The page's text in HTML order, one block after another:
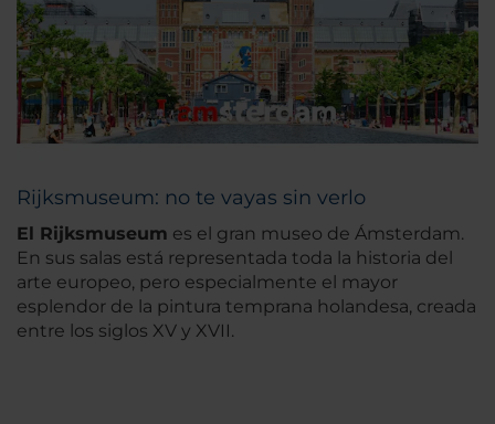
Rijksmuseum: no te vayas sin verlo
El Rijksmuseum es el gran museo de Ámsterdam.
En sus salas está representada toda la historia del
arte europeo, pero especialmente el mayor
esplendor de la pintura temprana holandesa, creada
entre los siglos XV y XVII.